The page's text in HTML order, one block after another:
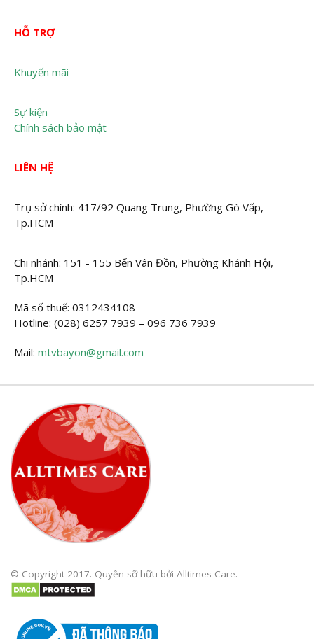
HỖ TRỢ
Khuyến mãi
Sự kiện
Chính sách bảo mật
LIÊN HỆ
Trụ sở chính: 417/92 Quang Trung, Phường Gò Vấp,
Tp.HCM
Chi nhánh: 151 - 155 Bến Vân Đồn, Phường Khánh Hội,
Tp.HCM
Mã số thuế: 0312434108
Hotline: (028) 6257 7939 – 096 736 7939
Mail: mtvbayon@gmail.com
© Copyright 2017. Quyền sỡ hữu bởi Alltimes Care.